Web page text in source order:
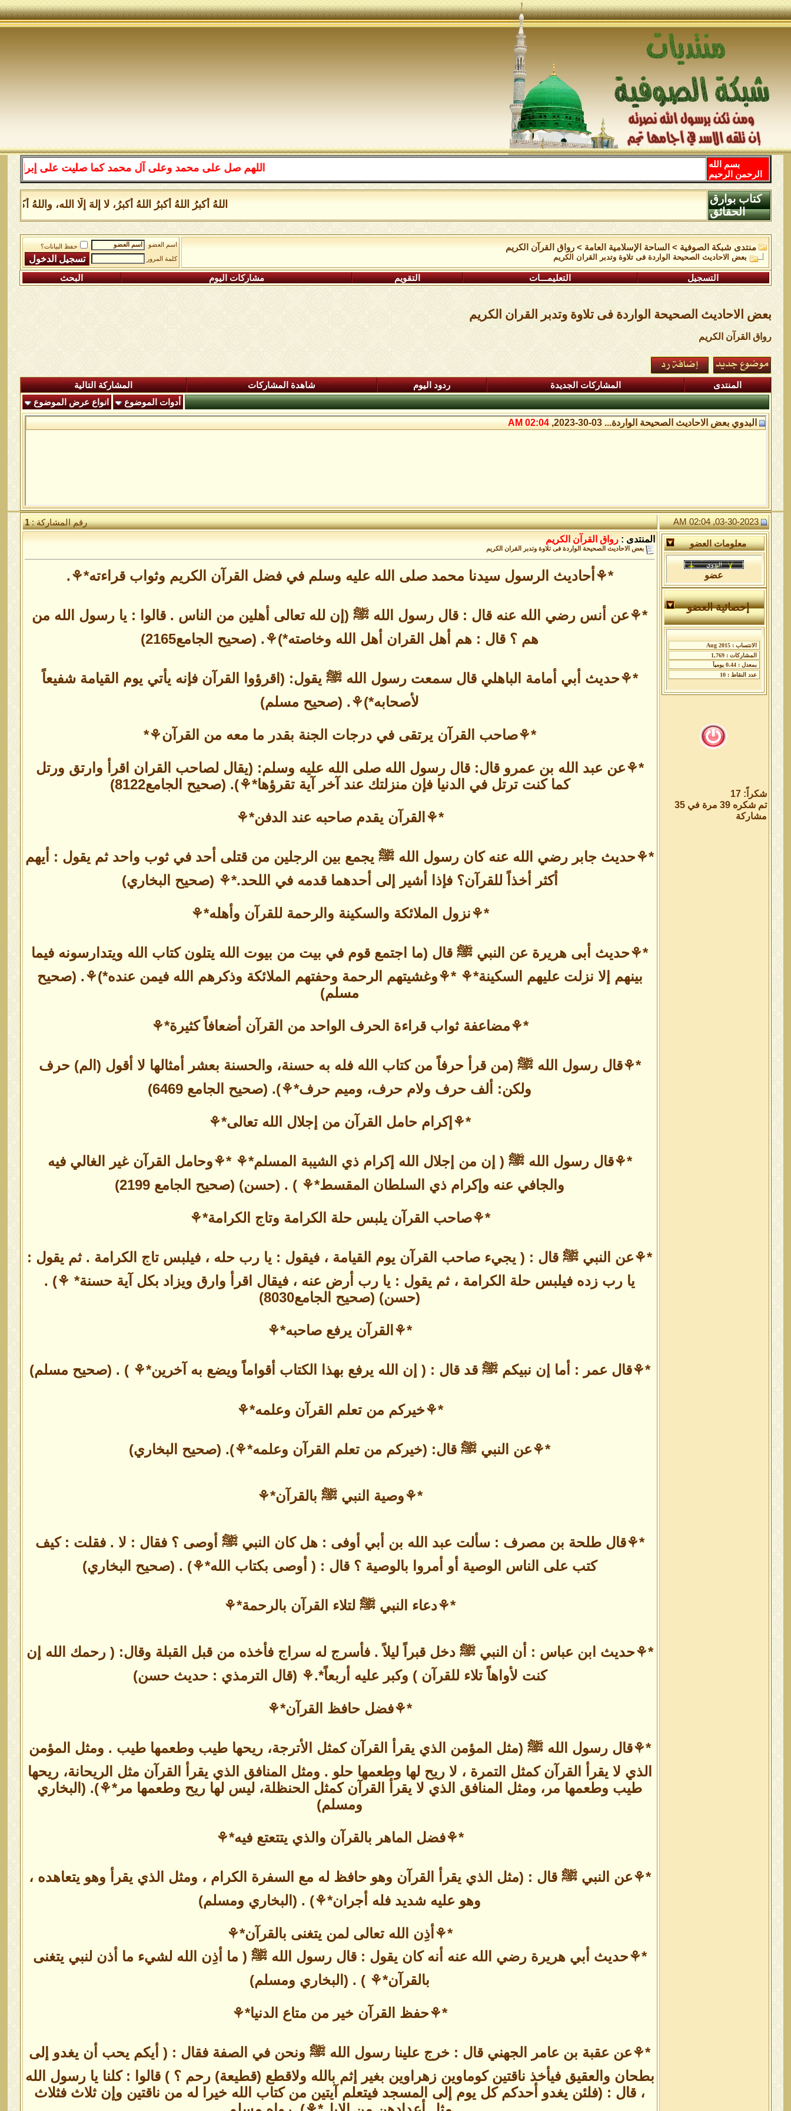
اللهم صل على محمد وعلى آل محمد كما صليت على إبراهيم وعلى آل
بسم الله
الرحمن الرحيم
اللهُ أكبرُ اللهُ أكبرُ اللهُ أكبرُ، لا إلهَ إلَّا الله، واللهُ أكبر
كتاب بوارق
الحقائق
منتدى شبكة الصوفية > الساحة اﻹسلامية العامة >رواق القرآن الكريم
بعض الاحاديث الصحيحة الواردة فى تلاوة وتدبر القران الكريم
اسم العضو
حفظ البيانات؟
كلمة المرور
التسجيل التعليمـــات التقويم مشاركات اليوم البحث
بعض الاحاديث الصحيحة الواردة فى تلاوة وتدبر القران الكريم
رواق القرآن الكريم
المنتدى المشاركات الجديدة ردود اليوم شاهدة المشاركات
المشاركة التالية
أدوات الموضوع
انواع عرض الموضوع
البدوي بعض الاحاديث الصحيحة الواردة...03-30-2023,
02:04 AM
03-30-2023, 02:04 AM رقم المشاركة :1
معلومات العضو
عضو
إحصائية العضو
شكراً: 17
تم شكره 39 مرة في 35
مشاركة
المنتدى : رواق القرآن الكريم
بعض الاحاديث الصحيحة الواردة فى تلاوة وتدبر القران الكريم
*⚘أحاديث الرسول سيدنا محمد صلى الله عليه وسلم في فضل القرآن الكريم وثواب قراءته*⚘.
*⚘عن أنس رضي الله عنه قال : قال رسول الله ﷺ (إن لله تعالى أهلين من الناس . قالوا : يا رسول الله من
هم ؟ قال : هم أهل القران أهل الله وخاصته*)⚘. (صحيح الجامع2165)
*⚘حديث أبي أمامة الباهلي قال سمعت رسول الله ﷺ يقول: (اقرؤوا القرآن فإنه يأتي يوم القيامة شفيعاً
لأصحابه*)⚘. (صحيح مسلم)
*⚘صاحب القرآن يرتقى في درجات الجنة بقدر ما معه من القرآن⚘*
*⚘عن عبد الله بن عمرو قال: قال رسول الله صلى الله عليه وسلم: (يقال لصاحب القران اقرأ وارتق ورتل
كما كنت ترتل في الدنيا فإن منزلتك عند آخر آية تقرؤها*⚘). (صحيح الجامع8122)
*⚘القرآن يقدم صاحبه عند الدفن*⚘
*⚘حديث جابر رضي الله عنه كان رسول الله ﷺ يجمع بين الرجلين من قتلى أحد في ثوب واحد ثم يقول : أيهم
أكثر أخذاً للقرآن؟ فإذا أشير إلى أحدهما قدمه في اللحد.*⚘ (صحيح البخاري)
*⚘نزول الملائكة والسكينة والرحمة للقرآن وأهله*⚘
*⚘حديث أبى هريرة عن النبي ﷺ قال (ما اجتمع قوم في بيت من بيوت الله يتلون كتاب الله ويتدارسونه فيما
بينهم إلا نزلت عليهم السكينة*⚘ *⚘وغشيتهم الرحمة وحفتهم الملائكة وذكرهم الله فيمن عنده*)⚘. (صحيح
مسلم)
*⚘مضاعفة ثواب قراءة الحرف الواحد من القرآن أضعافاً كثيرة*⚘
*⚘قال رسول الله ﷺ (من قرأ حرفاً من كتاب الله فله به حسنة، والحسنة بعشر أمثالها لا أقول (الم) حرف
ولكن: ألف حرف ولام حرف، وميم حرف*⚘). (صحيح الجامع 6469)
*⚘إكرام حامل القرآن من إجلال الله تعالى*⚘
*⚘قال رسول الله ﷺ ( إن من إجلال الله إكرام ذي الشيبة المسلم*⚘ *⚘وحامل القرآن غير الغالي فيه
والجافي عنه وإكرام ذي السلطان المقسط*⚘ ) . (حسن) (صحيح الجامع 2199)
*⚘صاحب القرآن يلبس حلة الكرامة وتاج الكرامة*⚘
*⚘عن النبي ﷺ قال : ( يجيء صاحب القرآن يوم القيامة ، فيقول : يا رب حله ، فيلبس تاج الكرامة . ثم يقول :
يا رب زده فيلبس حلة الكرامة ، ثم يقول : يا رب أرض عنه ، فيقال اقرأ وارق ويزاد بكل آية حسنة* ⚘) .
(حسن) (صحيح الجامع8030)
*⚘القرآن يرفع صاحبه*⚘
*⚘قال عمر : أما إن نبيكم ﷺ قد قال : ( إن الله يرفع بهذا الكتاب أقواماً ويضع به آخرين*⚘ ) . (صحيح مسلم)
*⚘خيركم من تعلم القرآن وعلمه*⚘
*⚘عن النبي ﷺ قال: (خيركم من تعلم القرآن وعلمه*⚘). (صحيح البخاري)
*⚘وصية النبي ﷺ بالقرآن*⚘
*⚘قال طلحة بن مصرف : سألت عبد الله بن أبي أوفى : هل كان النبي ﷺ أوصى ؟ فقال : لا . فقلت : كيف
كتب على الناس الوصية أو أمروا بالوصية ؟ قال : ( أوصى بكتاب الله*⚘) . (صحيح البخاري)
*⚘دعاء النبي ﷺ لتلاء القرآن بالرحمة*⚘
*⚘حديث ابن عباس : أن النبي ﷺ دخل قبراً ليلاً . فأسرج له سراج فأخذه من قبل القبلة وقال: ( رحمك الله إن
كنت لأواهاً تلاء للقرآن ) وكبر عليه أربعاً*.⚘ (قال الترمذي : حديث حسن)
*⚘فضل حافظ القرآن*⚘
*⚘قال رسول الله ﷺ (مثل المؤمن الذي يقرأ القرآن كمثل الأترجة، ريحها طيب وطعمها طيب . ومثل المؤمن
الذي لا يقرأ القرآن كمثل التمرة ، لا ريح لها وطعمها حلو . ومثل المنافق الذي يقرأ القرآن مثل الريحانة، ريحها
طيب وطعمها مر، ومثل المنافق الذي لا يقرأ القرآن كمثل الحنظلة، ليس لها ريح وطعمها مر*⚘). (البخاري
ومسلم)
*⚘فضل الماهر بالقرآن والذي يتتعتع فيه*⚘
*⚘عن النبي ﷺ قال : (مثل الذي يقرأ القرآن وهو حافظ له مع السفرة الكرام ، ومثل الذي يقرأ وهو يتعاهده ،
وهو عليه شديد فله أجران*⚘) . (البخاري ومسلم)
*⚘أذِن الله تعالى لمن يتغنى بالقرآن*⚘
*⚘حديث أبي هريرة رضي الله عنه أنه كان يقول : قال رسول الله ﷺ ( ما أذِن الله لشيء ما أذن لنبي يتغنى
بالقرآن*⚘ ) . (البخاري ومسلم)
*⚘حفظ القرآن خير من متاع الدنيا*⚘
*⚘عن عقبة بن عامر الجهني قال : خرج علينا رسول الله ﷺ ونحن في الصفة فقال : ( أيكم يحب أن يغدو إلى
بطحان والعقيق فيأخذ ناقتين كوماوين زهراوين بغير إثم بالله ولاقطع (قطيعة) رحم ؟ ) قالوا : كلنا يا رسول الله
، قال : (فلئن يغدو أحدكم كل يوم إلى المسجد فيتعلم آيتين من كتاب الله خيرا له من ناقتين وإن ثلاث فثلاث